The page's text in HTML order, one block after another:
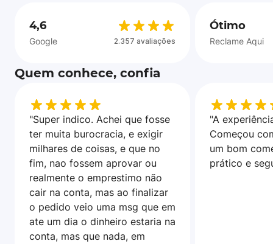
4,6
Google 2.357 avaliações
Ótimo
Reclame Aqui
Quem conhece, confia
"Super indico. Achei que fosse
ter muita burocracia, e exigir
milhares de coisas, e que no
fim, nao fossem aprovar ou
realmente o emprestimo não
cair na conta, mas ao finalizar
o pedido veio uma msg que em
ate um dia o dinheiro estaria na
conta, mas que nada, em
"A
Começou
um bom
prático e